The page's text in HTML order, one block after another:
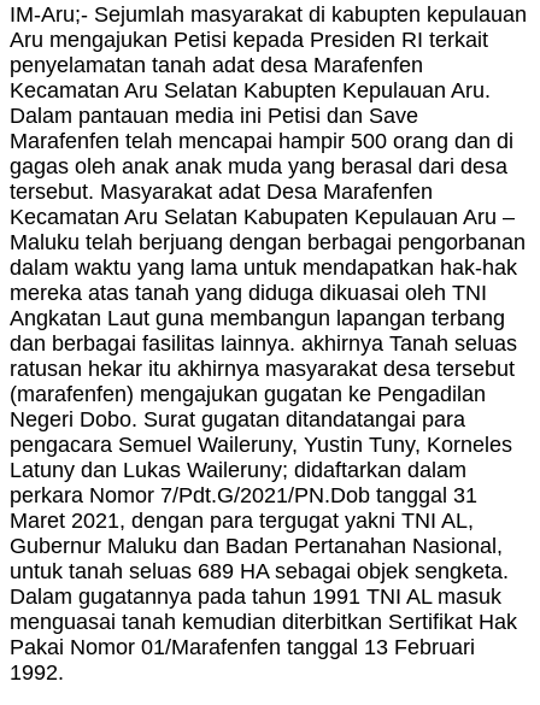
IM-Aru;- Sejumlah masyarakat di kabupten kepulauan
Aru mengajukan Petisi kepada Presiden RI terkait
penyelamatan tanah adat desa Marafenfen
Kecamatan Aru Selatan Kabupten Kepulauan Aru.
Dalam pantauan media ini Petisi dan Save
Marafenfen telah mencapai hampir 500 orang dan di
gagas oleh anak anak muda yang berasal dari desa
tersebut. Masyarakat adat Desa Marafenfen
Kecamatan Aru Selatan Kabupaten Kepulauan Aru –
Maluku telah berjuang dengan berbagai pengorbanan
dalam waktu yang lama untuk mendapatkan hak-hak
mereka atas tanah yang diduga dikuasai oleh TNI
Angkatan Laut guna membangun lapangan terbang
dan berbagai fasilitas lainnya. akhirnya Tanah seluas
ratusan hekar itu akhirnya masyarakat desa tersebut
(marafenfen) mengajukan gugatan ke Pengadilan
Negeri Dobo. Surat gugatan ditandatangai para
pengacara Semuel Waileruny, Yustin Tuny, Korneles
Latuny dan Lukas Waileruny; didaftarkan dalam
perkara Nomor 7/Pdt.G/2021/PN.Dob tanggal 31
Maret 2021, dengan para tergugat yakni TNI AL,
Gubernur Maluku dan Badan Pertanahan Nasional,
untuk tanah seluas 689 HA sebagai objek sengketa.
Dalam gugatannya pada tahun 1991 TNI AL masuk
menguasai tanah kemudian diterbitkan Sertifikat Hak
Pakai Nomor 01/Marafenfen tanggal 13 Februari
1992.